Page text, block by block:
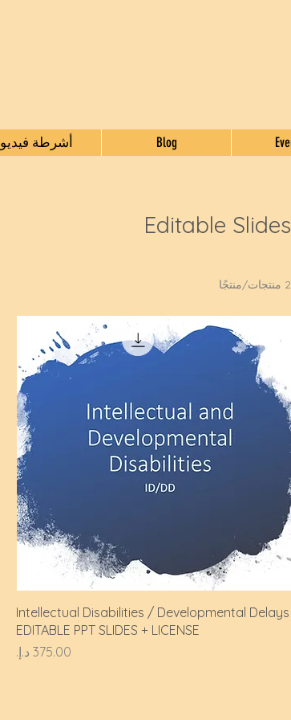
أشرطة فيديو Blog
Editable Slides
2 منتجات/منتجًا
Intellectual Disabilities / Developmental Delays
EDITABLE PPT SLIDES + LICENSE
السعر